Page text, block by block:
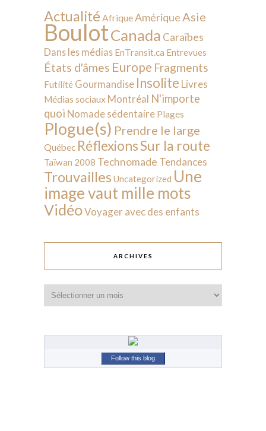
Actualité AfriqueAmérique Asie
BoulotCanada Caraïbes
Dans les médias EnTransit.ca Entrevues
États d'âmes Europe Fragments
Futilité Gourmandise Insolite Livres
Médias sociaux Montréal N'importe
quoi Nomade sédentaire Plages
Plogue(s) Prendre le large
Québec RéflexionsSur la route
Taïwan 2008 Technomade Tendances
Trouvailles Uncategorized Une
image vaut mille mots
VidéoVoyager avec des enfants
ARCHIVES
Follow this blog